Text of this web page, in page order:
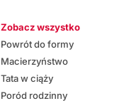
Zobacz wszystko
Powrót do formy
Macierzyństwo
Tata w ciąży
Poród rodzinny